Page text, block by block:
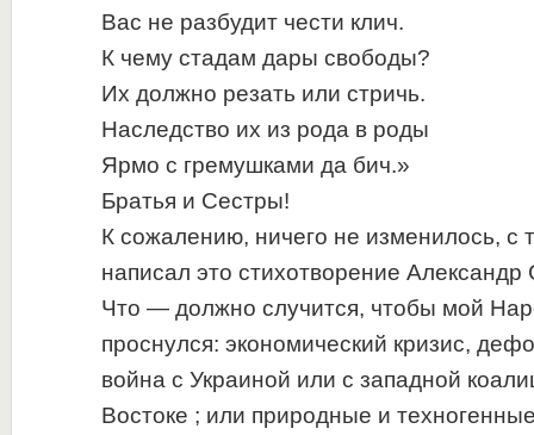
Вас не разбудит чести клич.
К чему стадам дары свободы?
Их должно резать или стричь.
Наследство их из рода в роды
Ярмо с гремушками да бич.»
Братья и Сестры!
К сожалению, ничего не изменилось, с
написал это стихотворение
Что — должно случится, чтобы мой
проснулся: экономический кризис,
война с Украиной или с западной
Востоке ; или природные и